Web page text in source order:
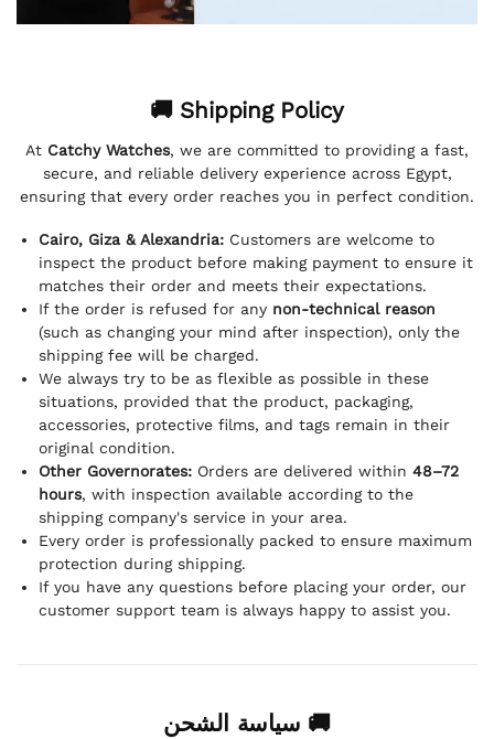
🚚 Shipping Policy
At Catchy Watches, we are committed to providing a fast,
secure, and reliable delivery experience across Egypt,
ensuring that every order reaches you in perfect condition.
Cairo, Giza & Alexandria: Customers are welcome to
inspect the product before making payment to ensure it
matches their order and meets their expectations.
If the order is refused for any non-technical reason
(such as changing your mind after inspection), only the
shipping fee will be charged.
We always try to be as flexible as possible in these
situations, provided that the product, packaging,
accessories, protective films, and tags remain in their
original condition.
Other Governorates: Orders are delivered within 48–72
hours, with inspection available according to the
shipping company's service in your area.
Every order is professionally packed to ensure maximum
protection during shipping.
If you have any questions before placing your order, our
customer support team is always happy to assist you.
🚚 سياسة الشحن